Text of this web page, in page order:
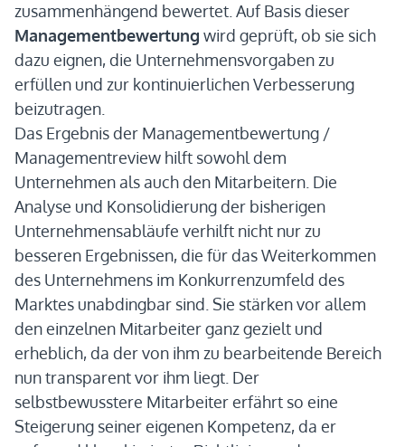
zusammenhängend bewertet. Auf Basis dieser
Managementbewertung wird geprüft, ob sie sich
dazu eignen, die Unternehmensvorgaben zu
erfüllen und zur kontinuierlichen Verbesserung
beizutragen.
Das Ergebnis der Managementbewertung /
Managementreview hilft sowohl dem
Unternehmen als auch den Mitarbeitern. Die
Analyse und Konsolidierung der bisherigen
Unternehmensabläufe verhilft nicht nur zu
besseren Ergebnissen, die für das Weiterkommen
des Unternehmens im Konkurrenzumfeld des
Marktes unabdingbar sind. Sie stärken vor allem
den einzelnen Mitarbeiter ganz gezielt und
erheblich, da der von ihm zu bearbeitende Bereich
nun transparent vor ihm liegt. Der
selbstbewusstere Mitarbeiter erfährt so eine
Steigerung seiner eigenen Kompetenz, da er